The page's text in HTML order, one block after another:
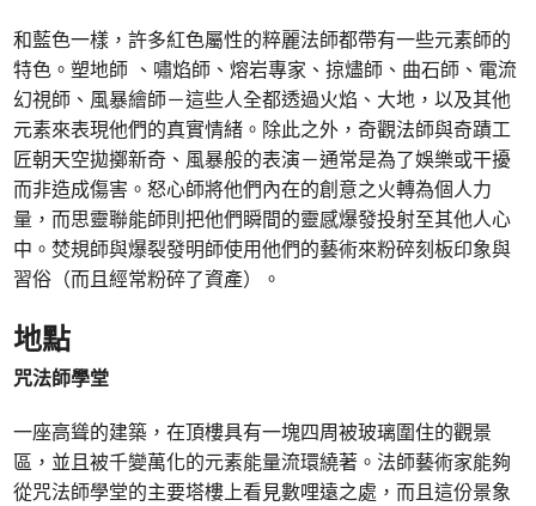
和藍色一樣，許多紅色屬性的粹麗法師都帶有一些元素師的
特色。塑地師 、嘯焰師、熔岩專家、掠燼師、曲石師、電流
幻視師、風暴繪師－這些人全都透過火焰、大地，以及其他
元素來表現他們的真實情緒。除此之外，奇觀法師與奇蹟工
匠朝天空拋擲新奇、風暴般的表演－通常是為了娛樂或干擾
而非造成傷害。怒心師將他們內在的創意之火轉為個人力
量，而思靈聯能師則把他們瞬間的靈感爆發投射至其他人心
中。焚規師與爆裂發明師使用他們的藝術來粉碎刻板印象與
習俗（而且經常粉碎了資產）。
地點
咒法師學堂
一座高聳的建築，在頂樓具有一塊四周被玻璃圍住的觀景
區，並且被千變萬化的元素能量流環繞著。法師藝術家能夠
從咒法師學堂的主要塔樓上看見數哩遠之處，而且這份景象